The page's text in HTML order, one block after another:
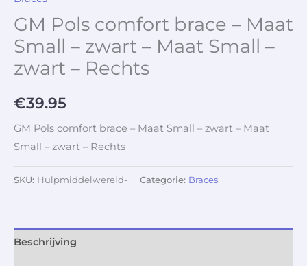
GM Pols comfort brace – Maat
Small – zwart – Maat Small –
zwart – Rechts
€39.95
GM Pols comfort brace – Maat Small – zwart – Maat
Small – zwart – Rechts
SKU: Hulpmiddelwereld- Categorie: Braces
Beschrijving